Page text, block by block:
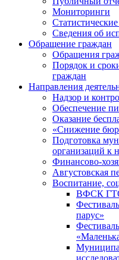
Мониторинги
Сведения об
Обращение граждан
Обращения
Порядок и
граждан
Направления
Надзор и
Обеспечение
Оказание
«Снижение
Подготовка
организаций к
Финансово-
Августовская
Воспитание,
ВФСК
парус»